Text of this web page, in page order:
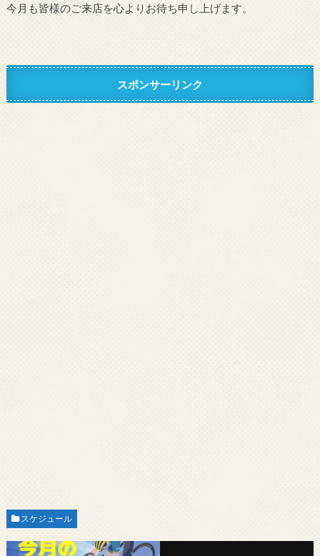
今月も皆様のご来店を心よりお待ち申し上げます。
スポンサーリンク
スケジュール